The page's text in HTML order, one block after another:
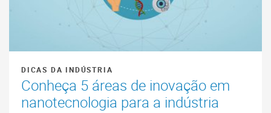
DICAS DA INDÚSTRIA
Conheça 5 áreas de inovação em
nanotecnologia para a indústria